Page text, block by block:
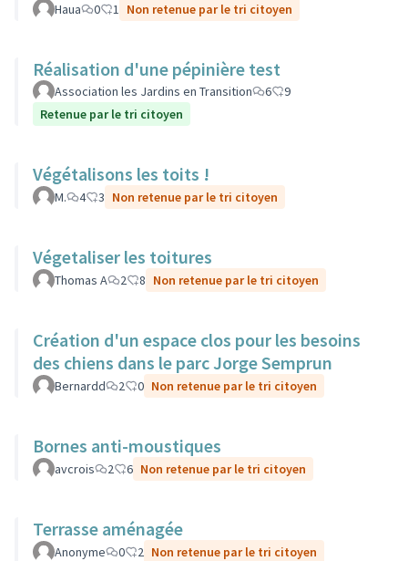
Haua 0 1 Non retenue par le tri citoyen
Réalisation d'une pépinière test
Association les Jardins en Transition 6
9
Retenue par le tri citoyen
Végétalisons les toits !
M. 4 3 Non retenue par le tri citoyen
Végetaliser les toitures
Thomas A 2 8 Non retenue par le tri citoyen
Création d'un espace clos pour les besoins
des chiens dans le parc Jorge Semprun
Bernardd 2 0 Non retenue par le tri citoyen
Bornes anti-moustiques
avcrois 2 6 Non retenue par le tri citoyen
Terrasse aménagée
Anonyme 0 2 Non retenue par le tri citoyen